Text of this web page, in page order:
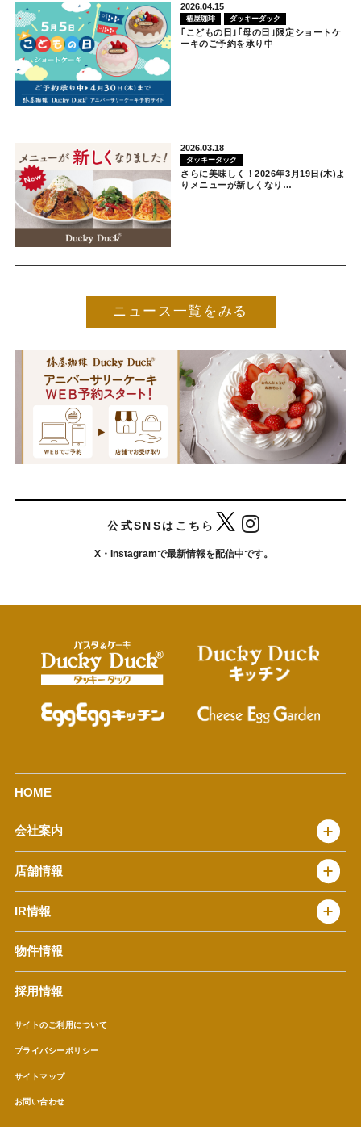
2026.04.15
椿屋珈琲 ダッキーダック
｢こどもの日｣｢母の日｣限定ショートケ
ーキのご予約を承り中
2026.03.18
ダッキーダック
さらに美味しく！2026年3月19日(木)よ
りメニューが新しくなり…
ニュース 一覧をみる
公式SNSはこちら
X・Instagramで最新情報を配信中です。
HOME
会社案内
企業情報
セントラルキッチン
NEWS
店舗情報
椿屋珈琲
イタリアンダイニングDONA
店舗検索
IR情報
IRニュース
月次報告
決算短信
株主の皆様へ
よくあるご質問 (株主優待制度)
物件情報
採用情報
サイトのご利用について
プライバシーポリシー
サイトマップ
お問い合わせ